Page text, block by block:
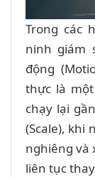
Trong các
ninh giám
động
thực là
chạy lại
(Scale), khi
nghiêng và
liên tục